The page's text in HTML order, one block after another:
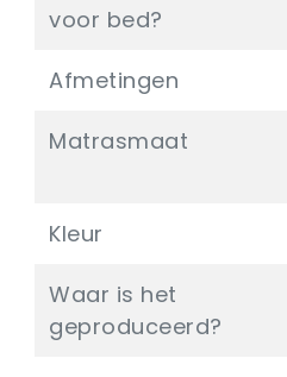
voor bed?
Afmetingen
Matrasmaat
Kleur
Waar is het
geproduceerd?